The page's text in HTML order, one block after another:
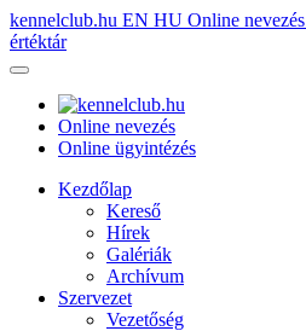
kennelclub.hu EN HU Online nevezés
értéktár
Online nevezés
Online ügyintézés
Kezdőlap
Kereső
Hírek
Galériák
Archívum
Szervezet
Vezetőség